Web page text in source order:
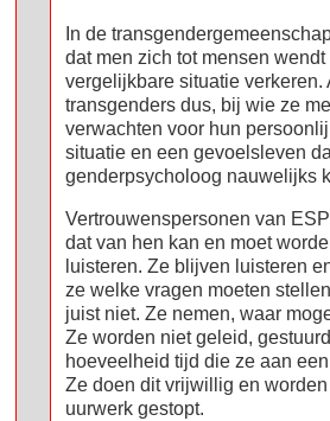
In de
dat men zich tot mensen
vergelijkbare situatie verkeren.
transgenders dus, bij wie ze
verwachten voor hun
situatie en een gevoelsleven
genderpsycholoog nauwelijks
Vertrouwenspersonen van
dat van hen kan en moet
luisteren. Ze blijven luisteren
ze welke vragen moeten
juist niet. Ze nemen, waar
Ze worden niet geleid,
hoeveelheid tijd die ze aan
Ze doen dit vrijwillig en
uurwerk gestopt.